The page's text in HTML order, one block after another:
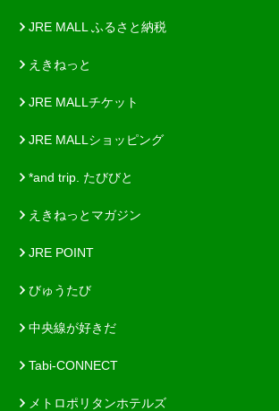
JRE MALL ふるさと納税
えきねっと
JRE MALLチケット
JRE MALLショッピング
*and trip. たびびと
えきねっとマガジン
JRE POINT
びゅうたび
中央線が好きだ
Tabi-CONNECT
メトロポリタンホテルズ